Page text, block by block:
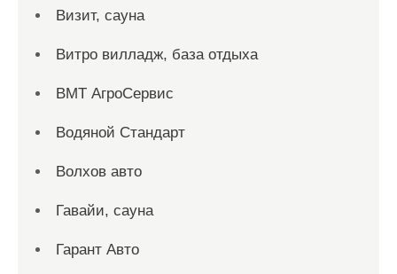
Визит, сауна
Витро вилладж, база отдыха
ВМТ АгроСервис
Водяной Стандарт
Волхов авто
Гавайи, сауна
Гарант Авто